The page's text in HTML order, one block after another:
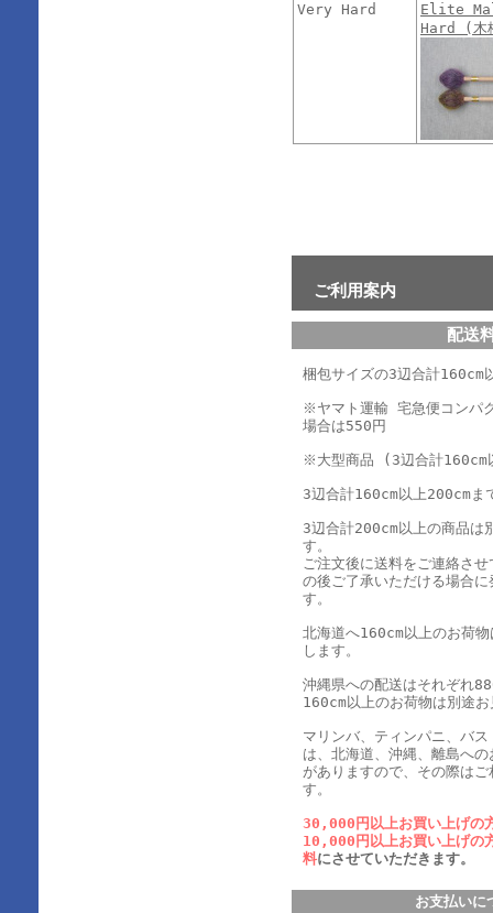
Very Hard
Elite
Hard (木
ご利用案内
配送
梱包サイズの3辺合計
※ヤマト運輸 宅急便コンパ
場合は550円
※大型商品 (3辺合計160cm
3辺合計160cm以上200cm
3辺合計200cm以上の商品は
す。
ご注文後に送料をご連絡さ
の後ご了承いただける場合
す。
北海道へ160cm以上のお荷
します。
沖縄県への配送はそれぞれ
160cm以上のお荷物は別途
マリンバ、ティンパニ、バ
は、北海道、沖縄、離島へ
がありますので、その際は
す。
30,000円以上お買い上げの
10,000円以上お買い上げの
料にさせていただきます。
お支払いに